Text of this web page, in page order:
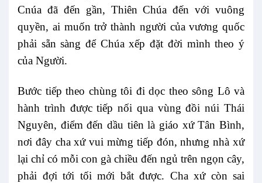
Cnúa đã đến gần, Thiên Chúa đến với vuông
quyền, ai muốn trở thành người của vương quốc
phải sẵn sàng để Chúa xếp đặt đời mình theo ý
của Người.
Bước tiếp theo chùng tôi đi dọc theo sông Lô và
hành trình được tiếp nối qua vùng đồi núi Thái
Nguyên, điểm đến dầu tiên là giáo xứ Tân Bình,
nơi đây cha xứ vui mừng tiếp đón, nhưng nhà xứ
lại chỉ có mỗi con gà chiều đến ngủ trên ngọn cây,
phải đợi tới tối mới bắt được. Cha xứ còn sai